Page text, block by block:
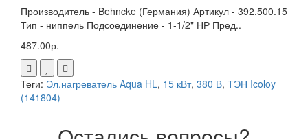
Производитель - Behncke (Германия) Артикул - 392.500.15
Тип - ниппель Подсоединение - 1-1/2" НР Пред..
487.00р.
Теги: Эл.нагреватель Aqua HL, 15 кВт, 380 В, ТЭН Icoloy
(141804)